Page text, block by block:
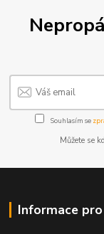
Souhlasím se
Můžete se
Informace